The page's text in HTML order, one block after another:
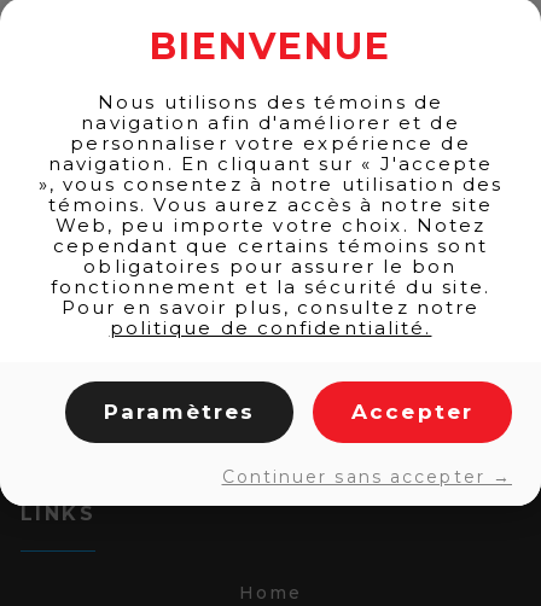
BACK TO PRODUCTS
LINKS
Home
BIENVENUE
Nous utilisons des témoins de
navigation afin d'améliorer et de
personnaliser votre expérience de
navigation. En cliquant sur « J'accepte
», vous consentez à notre utilisation des
témoins. Vous aurez accès à notre site
Web, peu importe votre choix. Notez
cependant que certains témoins sont
obligatoires pour assurer le bon
fonctionnement et la sécurité du site.
Pour en savoir plus, consultez notre
politique de confidentialité.
Paramètres Accepter
Continuer sans accepter →